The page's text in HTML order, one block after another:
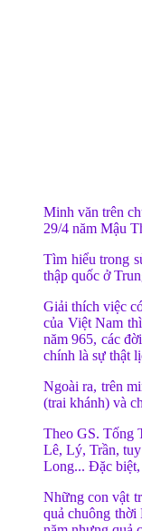
Minh văn trên
29/4 năm Mậu
Tìm hiểu trong
thập quốc ở
Giải thích việc
của Việt Nam
năm 965, các
chính là sự thật
Ngoài ra, trên
(trai khánh) và
Theo GS. Tống
Lê, Lý, Trần,
Long... Đặc biệt,
Những con vật
quả chuông